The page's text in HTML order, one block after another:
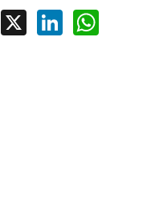
Facebook
X LinkedIn